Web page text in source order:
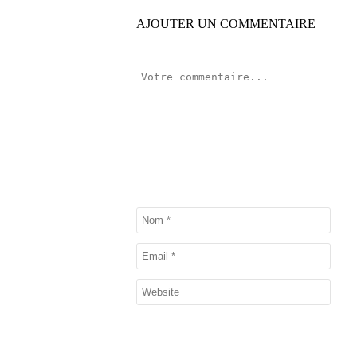
AJOUTER UN COMMENTAIRE